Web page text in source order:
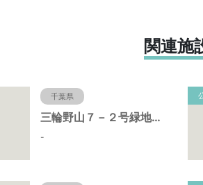
関連施
千葉県
三輪野山７－２号緑地（千葉県流山市）
-